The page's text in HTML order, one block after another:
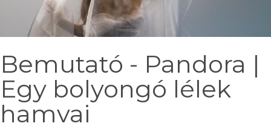
Bemutató - Pandora |
Egy bolyongó lélek
hamvai